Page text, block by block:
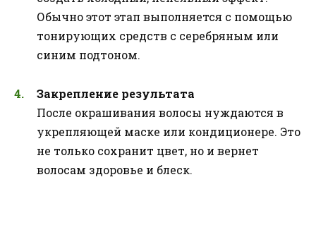
Обычно этот этап выполняется с помощью
тонирующих средств с серебряным или
синим подтоном.
Закрепление результата
После окрашивания волосы нуждаются в
укрепляющей маске или кондиционере. Это
не только сохранит цвет, но и вернет
волосам здоровье и блеск.